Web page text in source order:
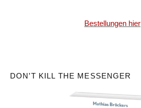
Bestellungen hier
DON’T KILL THE MESSENGER